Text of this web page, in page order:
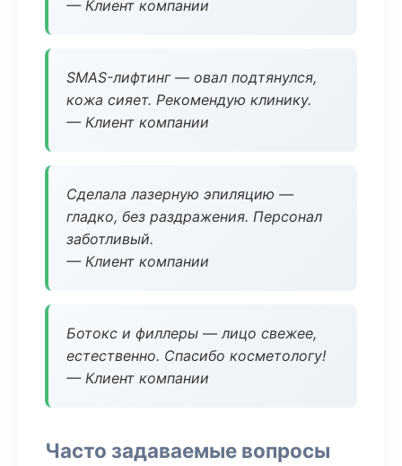
— Клиент компании
SMAS-лифтинг — овал подтянулся,
кожа сияет. Рекомендую клинику.
— Клиент компании
Сделала лазерную эпиляцию —
гладко, без раздражения. Персонал
заботливый.
— Клиент компании
Ботокс и филлеры — лицо свежее,
естественно. Спасибо косметологу!
— Клиент компании
Часто задаваемые вопросы